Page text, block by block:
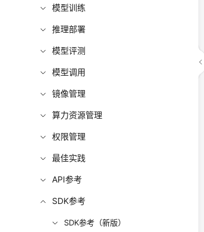
模型训练
推理部署
模型评测
模型调用
镜像管理
算力资源管理
权限管理
最佳实践
API参考
SDK参考
SDK参考（新版）